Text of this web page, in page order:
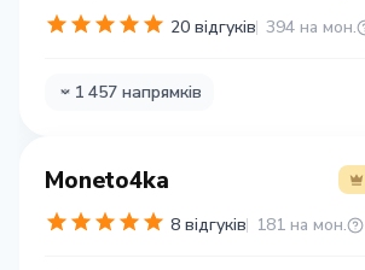
20 відгуків 394 на мон.
1 457 напрямків
Moneto4ka
8 відгуків 181 на мон.